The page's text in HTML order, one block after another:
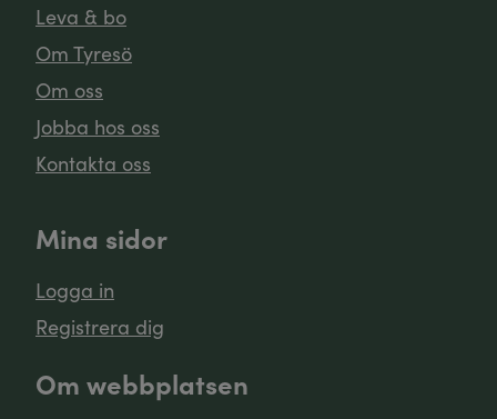
Leva & bo
Om Tyresö
Om oss
Jobba hos oss
Kontakta oss
Mina sidor
Logga in
Registrera dig
Om webbplatsen